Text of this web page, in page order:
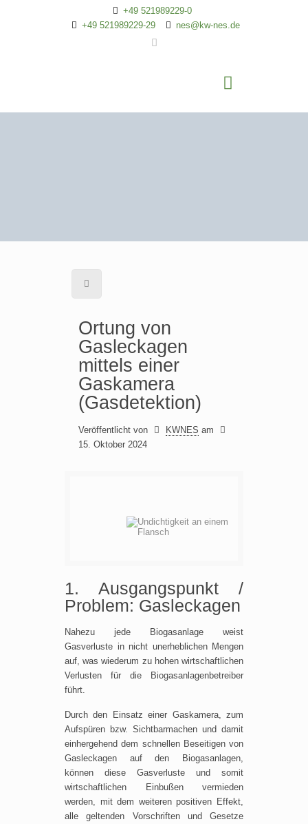
+49 521989229-0
+49 521989229-29
nes@kw-nes.de
Ortung von
Gasleckagen
mittels einer
Gaskamera
(Gasdetektion)
Veröffentlicht von KWNES am
15. Oktober 2024
1. Ausgangspunkt /
Problem: Gasleckagen
Nahezu jede Biogasanlage weist
Gasverluste in nicht unerheblichen Mengen
auf, was wiederum zu hohen wirtschaftlichen
Verlusten für die Biogasanlagenbetreiber
führt.
Durch den Einsatz einer Gaskamera, zum
Aufspüren bzw. Sichtbarmachen und damit
einhergehend dem schnellen Beseitigen von
Gasleckagen auf den Biogasanlagen,
können diese Gasverluste und somit
wirtschaftlichen Einbußen vermieden
werden, mit dem weiteren positiven Effekt,
alle geltenden Vorschriften und Gesetze